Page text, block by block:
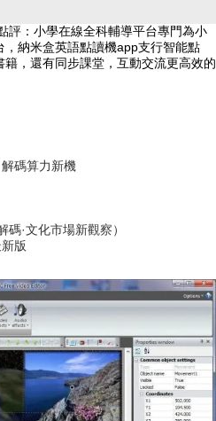
評：小學在線全科輔導平台專門為小
納米盒英語點讀機app支行智能點
，還有同步課堂，互動交流更高效的
碼算力新機
碼·文化市場新觀察）
版